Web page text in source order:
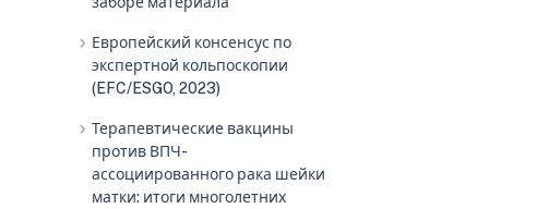
chevron_right Европейский консенсус по
экспертной кольпоскопии
(EFC/ESGO, 2023)
chevron_right Терапевтические вакцины
против ВПЧ-
ассоциированного рака шейки
матки: итоги многолетних